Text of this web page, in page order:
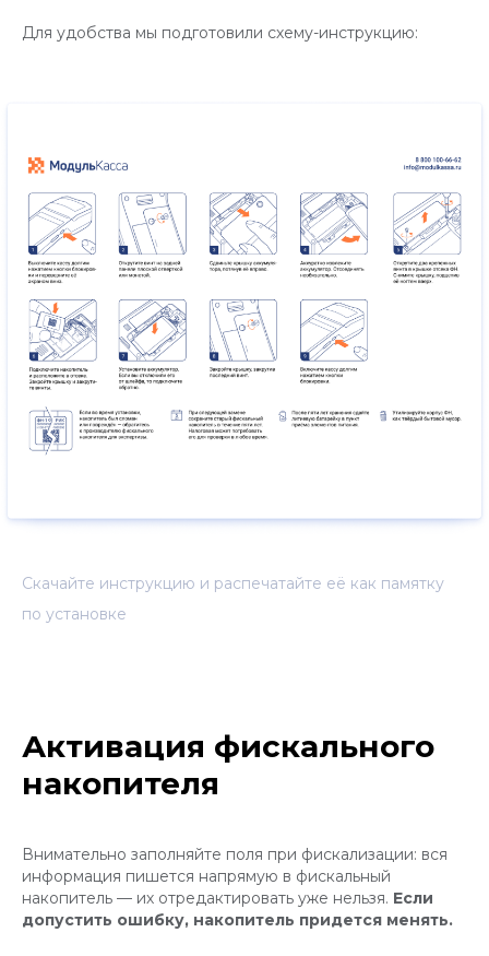
Для удобства мы подготовили схему-инструкцию:
Скачайте инструкцию и распечатайте её как памятку
по установке
Активация фискального
накопителя
Внимательно заполняйте поля при фискализации: вся
информация пишется напрямую в фискальный
накопитель — их отредактировать уже нельзя. Если
допустить ошибку, накопитель придется менять.